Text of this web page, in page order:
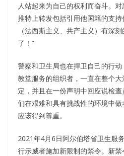
人站起来为自己的权利而奋斗。
推特上转发包括引用他国籍的支
（法西斯主义、共产主义）有深
了！”
警察和卫生局也在捍卫自己的行
教堂服务的组织者，一直在整个
定，并且在一份声明中回应说检
们在艰难和具有挑战性的环境中做
应该得到尊重。
2021年4月6日阿尔伯塔省卫生服
行示威者施加新限制的禁令。新